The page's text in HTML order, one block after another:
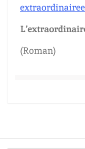
(Roman)